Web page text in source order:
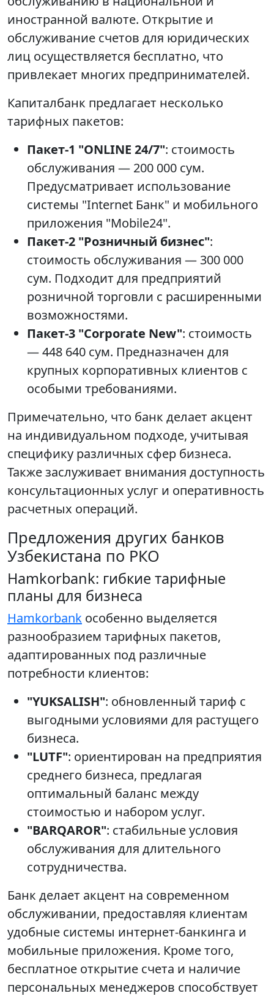
иностранной валюте. Открытие и
обслуживание счетов для юридических
лиц осуществляется бесплатно, что
привлекает многих предпринимателей.
Капиталбанк предлагает несколько
тарифных пакетов:
Пакет-1 "ONLINE 24/7": стоимость
обслуживания — 200 000 сум.
Предусматривает использование
системы "Internet Банк" и мобильного
приложения "Mobile24".
Пакет-2 "Розничный бизнес":
стоимость обслуживания — 300 000
сум. Подходит для предприятий
розничной торговли с расширенными
возможностями.
Пакет-3 "Corporate New": стоимость
— 448 640 сум. Предназначен для
крупных корпоративных клиентов с
особыми требованиями.
Примечательно, что банк делает акцент
на индивидуальном подходе, учитывая
специфику различных сфер бизнеса.
Также заслуживает внимания доступность
консультационных услуг и оперативность
расчетных операций.
Предложения других банков
Узбекистана по РКО
Hamkorbank: гибкие тарифные
планы для бизнеса
Hamkorbank особенно выделяется
разнообразием тарифных пакетов,
адаптированных под различные
потребности клиентов:
"YUKSALISH": обновленный тариф с
выгодными условиями для растущего
бизнеса.
"LUTF": ориентирован на предприятия
среднего бизнеса, предлагая
оптимальный баланс между
стоимостью и набором услуг.
"BARQAROR": стабильные условия
обслуживания для длительного
сотрудничества.
Банк делает акцент на современном
обслуживании, предоставляя клиентам
удобные системы интернет-банкинга и
мобильные приложения. Кроме того,
бесплатное открытие счета и наличие
персональных менеджеров способствует